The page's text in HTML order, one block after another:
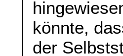
könnte,
der